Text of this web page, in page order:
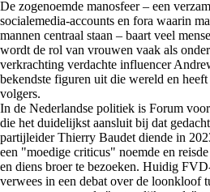
De zogenoemde manosfeer – een
socialemedia-accounts en fora waarin
mannen centraal staan – baart veel
wordt de rol van vrouwen vaak als
verkrachting verdachte influencer
bekendste figuren uit die wereld en
volgers.
In de Nederlandse politiek is Forum
die het duidelijkst aansluit bij dat
partijleider Thierry Baudet diende in
een "moedige criticus" noemde en
en diens broer te bezoeken. Huidig
verwees in een debat over de loonkloof